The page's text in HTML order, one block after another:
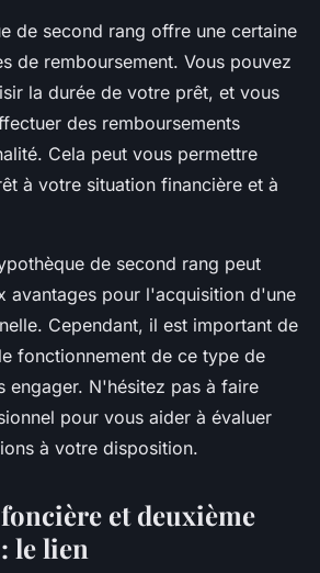
de second rang offre une certaine
de remboursement. Vous pouvez
la durée de votre prêt, et vous
des remboursements
Cela peut vous permettre
à votre situation financière et à
de second rang peut
avantages pour l'acquisition d'une
Cependant, il est important de
fonctionnement de ce type de
engager. N'hésitez pas à faire
pour vous aider à évaluer
à votre disposition.
et deuxième
le lien